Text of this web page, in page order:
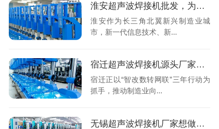
淮安超声波焊接机批发，为什么要跳过本地中间商找广东源头工厂？
淮安作为长三角北翼新兴制造业城
市，新一代信息技术、新...
宿迁超声波焊接机源头厂家怎么选？声峰超声波用实力说话
宿迁正以“智改数转网联”三年行动为
抓手，推动制造业向...
无锡超声波焊接机厂家想做自有品牌？声峰超声波ODM/OEM为您赋能